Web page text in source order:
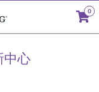
0
中心